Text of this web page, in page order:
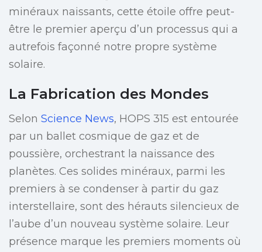
minéraux naissants, cette étoile offre peut-
être le premier aperçu d’un processus qui a
autrefois façonné notre propre système
solaire.
La Fabrication des Mondes
Selon Science News, HOPS 315 est entourée
par un ballet cosmique de gaz et de
poussière, orchestrant la naissance des
planètes. Ces solides minéraux, parmi les
premiers à se condenser à partir du gaz
interstellaire, sont des hérauts silencieux de
l’aube d’un nouveau système solaire. Leur
présence marque les premiers moments où